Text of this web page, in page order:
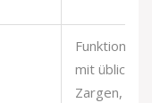
Funktioniert
mit üblichen
Zargen,